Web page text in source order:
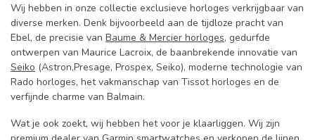
Wij hebben in onze collectie exclusieve horloges verkrijgbaar van
diverse merken. Denk bijvoorbeeld aan de tijdloze pracht van
Ebel, de precisie van Baume & Mercier horloges, gedurfde
ontwerpen van Maurice Lacroix, de baanbrekende innovatie van
Seiko (Astron,Presage, Prospex, Seiko), moderne technologie van
Rado horloges, het vakmanschap van Tissot horloges en de
verfijnde charme van Balmain.
Wat je ook zoekt, wij hebben het voor je klaarliggen. Wij zijn